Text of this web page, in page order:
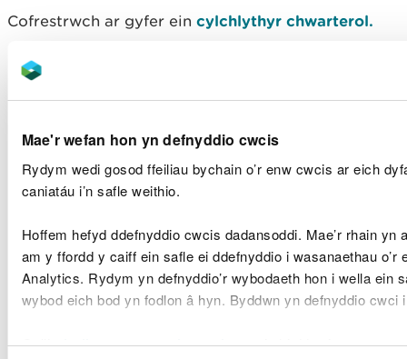
Mae'r wefan hon yn defnyddio cwcis
Rydym wedi gosod ffeiliau bychain o’r enw cwcis ar eich
caniatáu i’n safle weithio.
Hoffem hefyd ddefnyddio cwcis dadansoddi. Mae’r rhain yn
am y ffordd y caiff ein safle ei ddefnyddio i wasanaethau o’r
Analytics. Rydym yn defnyddio’r wybodaeth hon i wella ein
wybod eich bod yn fodlon â hyn. Byddwn yn defnyddio
Gellirdarllen mwy am ein cwciscyn i chi ddewis.
Cofrestrwch ar gyfer ein cylchlythyr chwarterol.
Rhifyn 11, Gaeaf 2025/26
Rhifyn 10, Hydref 2025
Rhifyn 9, Gwanwyn 2024
Rhifyn 7, Haf 2023
Rhifyn 6, Gwanwyn 2023
Rhifyn 5, Gaeaf 2023
Rhifyn 3, Haf 2021
Rhifyn 2, Gwanwyn 2021
Rhifyn 1, Gaeaf 2020
blogiau